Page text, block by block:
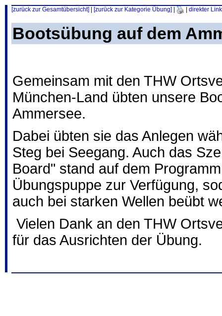
[zurück zur Gesamtübersicht] [zurück zur Kategorie Übung] direkter Link
Bootsübung auf dem
Gemeinsam mit den THW
München-Land übten unsere
Ammersee.
Dabei übten sie das Anlegen
Steg bei Seegang. Auch das
Board" stand auf dem
Übungspuppe zur Verfügung,
auch bei starken Wellen beübt
Vielen Dank an den THW
für das Ausrichten der Übung.